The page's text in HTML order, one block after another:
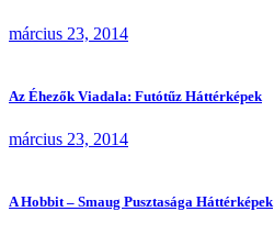
március 23, 2014
Az Éhezők Viadala: Futótűz Háttérképek
március 23, 2014
A Hobbit – Smaug Pusztasága Háttérképek